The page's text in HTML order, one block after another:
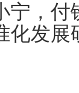
宁，付
化发